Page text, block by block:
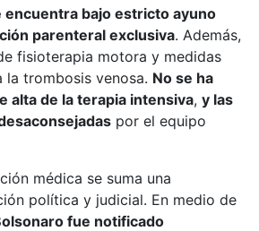
encuentra bajo estricto ayuno
parenteral exclusiva. Además,
fisioterapia motora y medidas
la trombosis venosa. No se ha
alta de la terapia intensiva, y las
por el equipo
médica se suma una
política y judicial. En medio de
fue notificado